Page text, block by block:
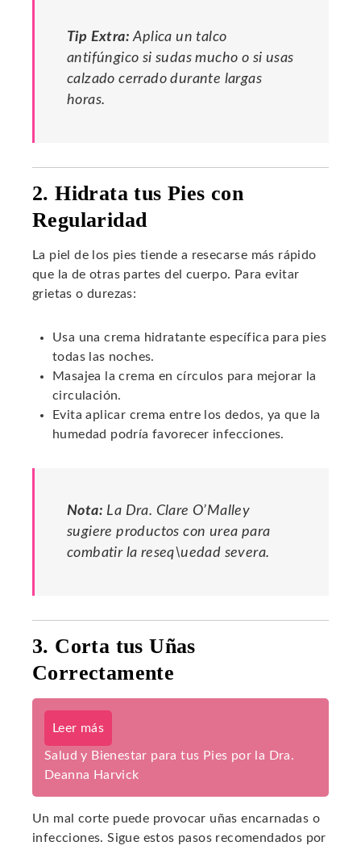
Tip Extra: Aplica un talco
antifúngico si sudas mucho o si usas
calzado cerrado durante largas
horas.
2. Hidrata tus Pies con
Regularidad
La piel de los pies tiende a resecarse más rápido
que la de otras partes del cuerpo. Para evitar
grietas o durezas:
Usa una crema hidratante específica para pies
todas las noches.
Masajea la crema en círculos para mejorar la
circulación.
Evita aplicar crema entre los dedos, ya que la
humedad podría favorecer infecciones.
Nota: La Dra. Clare O’Malley
sugiere productos con urea para
combatir la reseq\uedad severa.
3. Corta tus Uñas
Correctamente
Leer más
Salud y Bienestar para tus Pies por la Dra.
Deanna Harvick
Un mal corte puede provocar uñas encarnadas o
infecciones. Sigue estos pasos recomendados por